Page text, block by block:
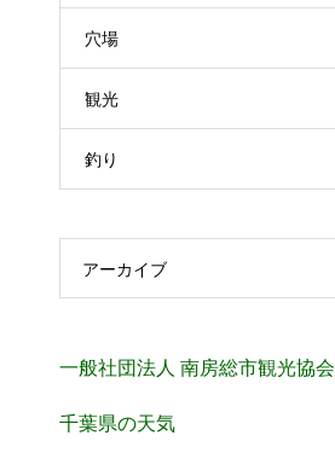
穴場
観光
釣り
アーカイブ
一般社団法人 南房総市観光協会
千葉県の天気